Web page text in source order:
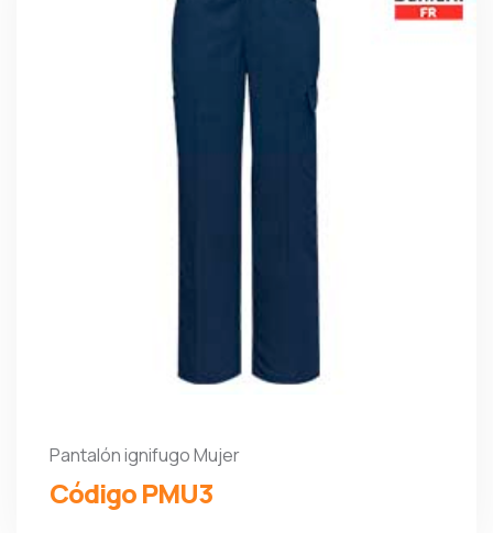
Pantalón ignifugo Mujer
Código PMU3